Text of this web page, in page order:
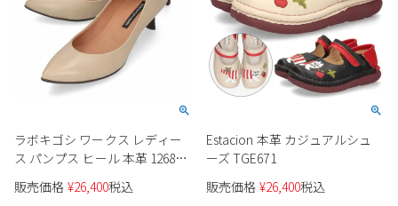
ラボキゴシ ワークス レディー
ス パンプス ヒール 本革 12681
ブラック ベージュ グリーン 靴
日本製 RABOKIGOSHI works
販売価格 ¥26,400税込
Estacion 本革 カジュアルシュ
ーズ TGE671
販売価格 ¥26,400税込